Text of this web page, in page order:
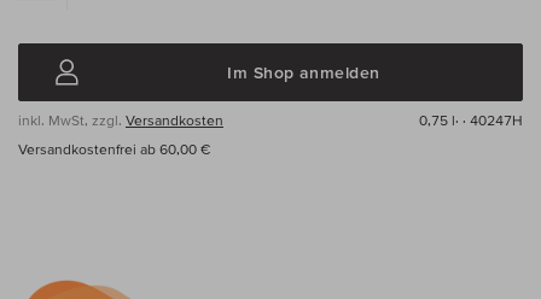
Im Shop anmelden
inkl. MwSt, zzgl. Versandkosten 0,75 l· · 40247H
Versandkostenfrei ab 60,00 €